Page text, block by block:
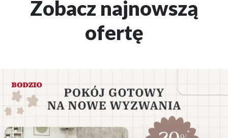
Zobacz najnowszą
ofertę